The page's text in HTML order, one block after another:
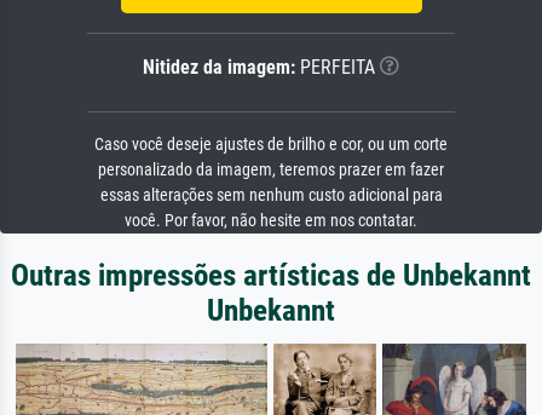
Nitidez da imagem: PERFEITA
Caso você deseje ajustes de brilho e cor, ou um corte
personalizado da imagem, teremos prazer em fazer
essas alterações sem nenhum custo adicional para
você. Por favor, não hesite em nos contatar.
Outras impressões artísticas de Unbekannt
Unbekannt